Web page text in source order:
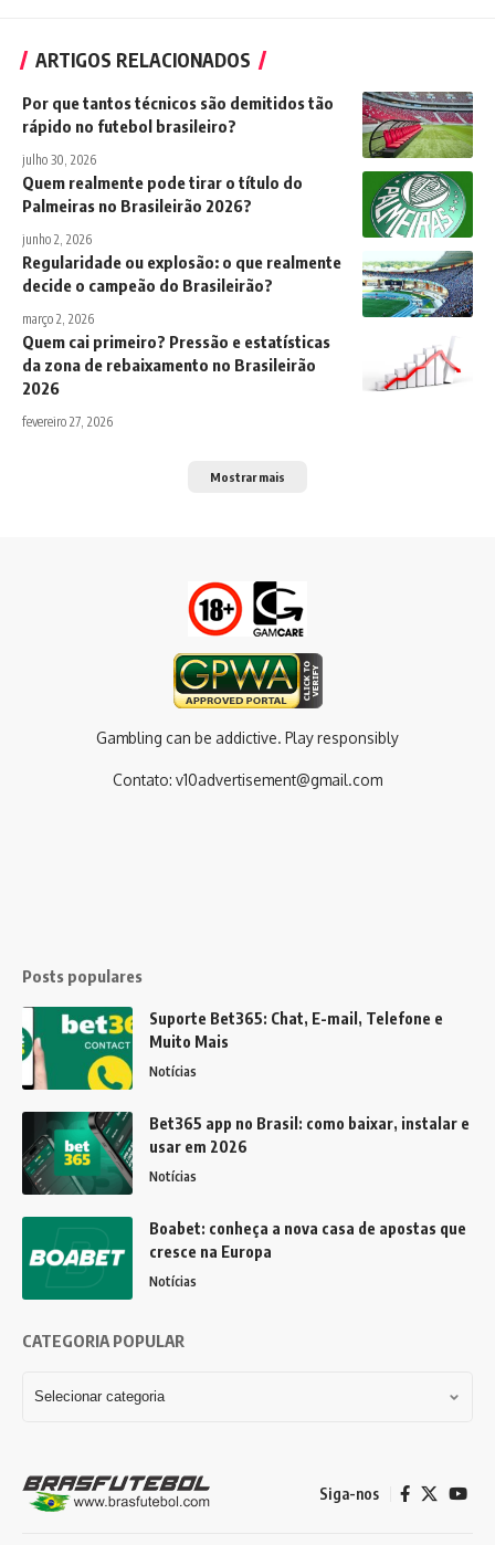
ARTIGOS RELACIONADOS
Por que tantos técnicos são demitidos tão
rápido no futebol brasileiro?
julho 30, 2026
Quem realmente pode tirar o título do
Palmeiras no Brasileirão 2026?
junho 2, 2026
Regularidade ou explosão: o que realmente
decide o campeão do Brasileirão?
março 2, 2026
Quem cai primeiro? Pressão e estatísticas
da zona de rebaixamento no Brasileirão
2026
fevereiro 27, 2026
Mostrar mais
Gambling can be addictive. Play responsibly
Contato: v10advertisement@gmail.com
Posts populares
Suporte Bet365: Chat, E-mail, Telefone e
Muito Mais
Notícias
Bet365 app no Brasil: como baixar, instalar e
usar em 2026
Notícias
Boabet: conheça a nova casa de apostas que
cresce na Europa
Notícias
CATEGORIA POPULAR
Siga-nos